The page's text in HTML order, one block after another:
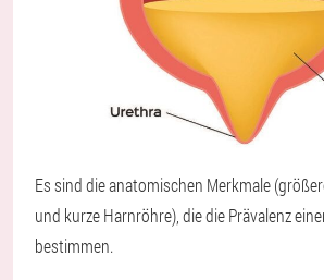
Es sind die anatomischen Merkmale
und kurze Harnröhre), die die Prävalenz
bestimmen.